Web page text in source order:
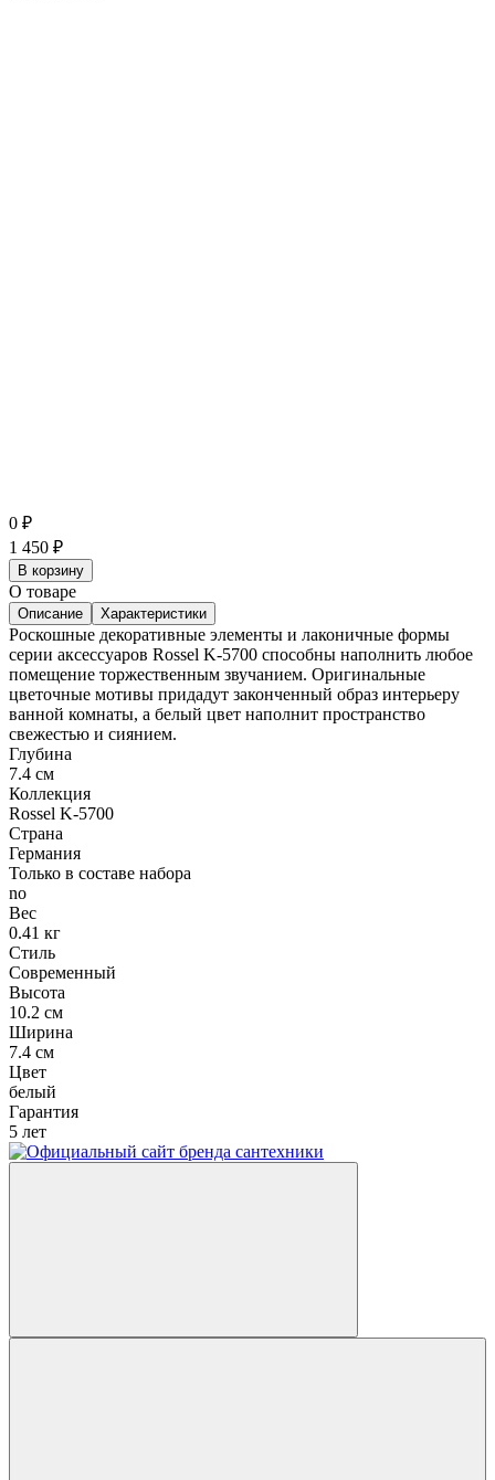
0 ₽
1 450 ₽
В корзину
О товаре
Описание Характеристики
Роскошные декоративные элементы и лаконичные формы
серии аксессуаров Rossel K-5700 способны наполнить любое
помещение торжественным звучанием. Оригинальные
цветочные мотивы придадут законченный образ интерьеру
ванной комнаты, а белый цвет наполнит пространство
свежестью и сиянием.
Глубина
7.4 см
Коллекция
Rossel K-5700
Страна
Германия
Только в составе набора
no
Вес
0.41 кг
Стиль
Современный
Высота
10.2 см
Ширина
7.4 см
Цвет
белый
Гарантия
5 лет